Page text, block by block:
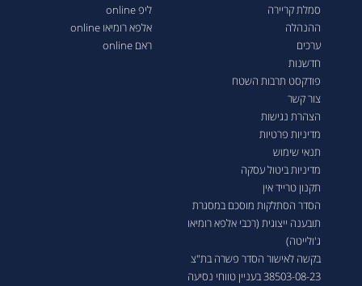
סמלת קריירה
ההנהלה
ערכים
חדשנות
פודקסט תרבות השטח
צור קשר
הצהרת נגישות
מדיניות פרטיות
תנאי שימוש
מדיניות ביטול עסקה
תקנון טרייד אין
הסדר הסתלקות מוסכם במסגרת
תובענה ייצוגית (רכבי אלפא רומיאו
ג'ולייטה)
בקשה לאישור הסדר פשרה בת"צ
38503-08-23 בעניין טווחי נסיעה
ליפ online
אלפא רומיאו online
ראם online